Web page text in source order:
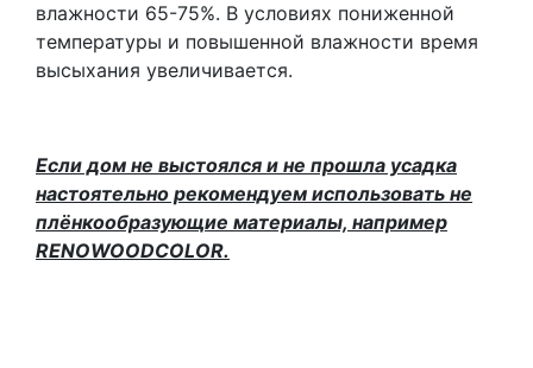
влажности 65-75%. В условиях пониженной
температуры и повышенной влажности время
высыхания увеличивается.
Если дом не выстоялся и не прошла усадка
настоятельно рекомендуем использовать не
плёнкообразующие материалы, например
RENOWOODCOLOR.